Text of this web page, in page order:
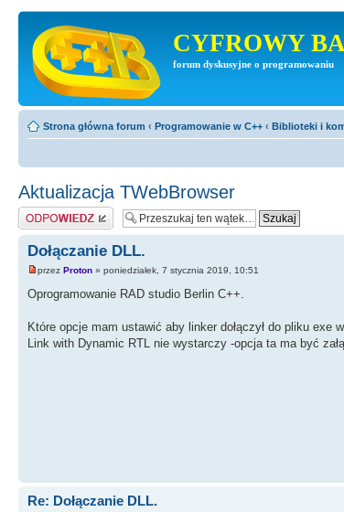
CYFROWY
forum dyskusyjne o programowaniu
Strona główna forum ‹ Programowanie w C++ ‹ Biblioteki i
Aktualizacja TWebBrowser
Odpowiedz
Dołączanie DLL.
przez Proton » poniedziałek, 7 stycznia 2019, 10:51
Oprogramowanie RAD studio Berlin C++.
Które opcje mam ustawić aby linker dołączył do pliku exe
Link with Dynamic RTL nie wystarczy -opcja ta ma być
Re: Dołączanie DLL.